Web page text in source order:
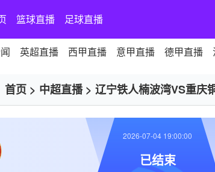
篮球直播 足球直播
英超直播 西甲直播 意甲直播 德甲直播
首页 > 中超直播> 辽宁铁人楠波湾VS重庆
2026-07-04 19:00:00
已结束